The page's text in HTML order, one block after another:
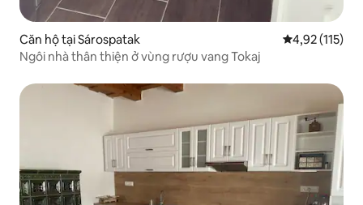
Căn hộ tại Sárospatak Xếp hạng
4,92 (115)
Ngôi nhà thân thiện ở vùng rượu vang Tokaj